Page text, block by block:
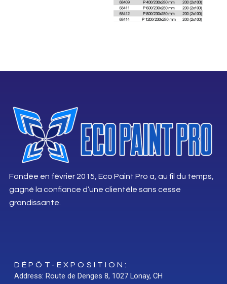
Fondée en février 2015, Eco Paint Pro a, au fil du temps,
gagné la confiance d’une clientèle sans cesse
grandissante.
DÉPÔT-EXPOSITION:
Address: Route de Denges 8, 1027 Lonay, CH